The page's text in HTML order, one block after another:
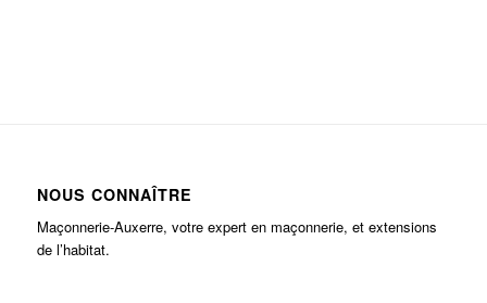
NOUS CONNAÎTRE
Maçonnerie-Auxerre, votre expert en maçonnerie, et extensions
de l’habitat.